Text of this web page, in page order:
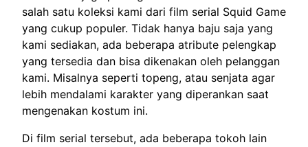
salah satu koleksi kami dari film serial Squid Game
yang cukup populer. Tidak hanya baju saja yang
kami sediakan, ada beberapa atribute pelengkap
yang tersedia dan bisa dikenakan oleh pelanggan
kami. Misalnya seperti topeng, atau senjata agar
lebih mendalami karakter yang diperankan saat
mengenakan kostum ini.
Di film serial tersebut, ada beberapa tokoh lain